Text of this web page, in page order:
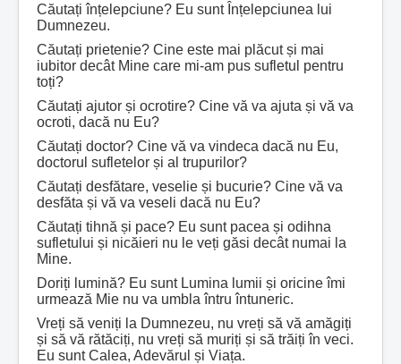
Căutați înțelepciune? Eu sunt Înțelepciunea lui
Dumnezeu.
Căutați prietenie? Cine este mai plăcut și mai
iubitor decât Mine care mi-am pus sufletul pentru
toți?
Căutați ajutor și ocrotire? Cine vă va ajuta și vă va
ocroti, dacă nu Eu?
Căutați doctor? Cine vă va vindeca dacă nu Eu,
doctorul sufletelor și al trupurilor?
Căutați desfătare, veselie și bucurie? Cine vă va
desfăta și vă va veseli dacă nu Eu?
Căutați tihnă și pace? Eu sunt pacea și odihna
sufletului și nicăieri nu le veți găsi decât numai la
Mine.
Doriți lumină? Eu sunt Lumina lumii și oricine îmi
urmează Mie nu va umbla întru întuneric.
Vreți să veniți la Dumnezeu, nu vreți să vă amăgiți
și să vă rătăciți, nu vreți să muriți și să trăiți în veci.
Eu sunt Calea, Adevărul și Viața.